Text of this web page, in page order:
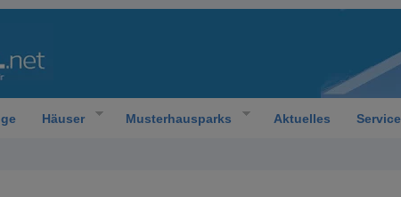
Häuser Musterhausparks Aktuelles Service